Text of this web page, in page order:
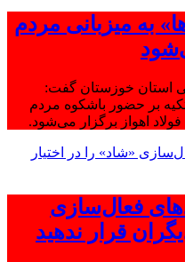
به میزبانی مردم
استان خوزستان گفت:
بر حضور باشکوه مردم
اهواز برگزار می‌شود.
فعال‌سازی
قرار ندهید